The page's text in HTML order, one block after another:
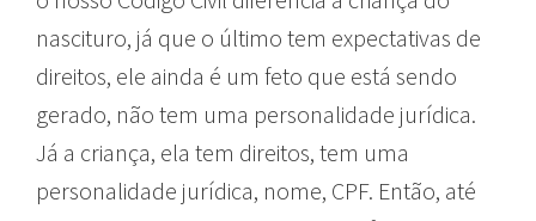
nascituro, já que o último tem expectativas de
direitos, ele ainda é um feto que está sendo
gerado, não tem uma personalidade jurídica.
Já a criança, ela tem direitos, tem uma
personalidade jurídica, nome, CPF. Então, até